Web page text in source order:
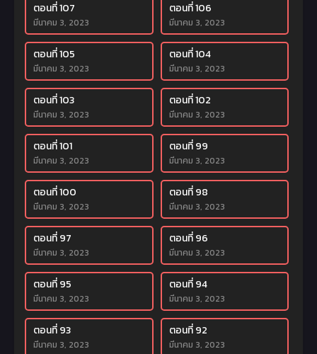
ตอนที่ 107
มีนาคม 3, 2023
ตอนที่ 106
มีนาคม 3, 2023
ตอนที่ 105
มีนาคม 3, 2023
ตอนที่ 104
มีนาคม 3, 2023
ตอนที่ 103
มีนาคม 3, 2023
ตอนที่ 102
มีนาคม 3, 2023
ตอนที่ 101
มีนาคม 3, 2023
ตอนที่ 99
มีนาคม 3, 2023
ตอนที่ 100
มีนาคม 3, 2023
ตอนที่ 98
มีนาคม 3, 2023
ตอนที่ 97
มีนาคม 3, 2023
ตอนที่ 96
มีนาคม 3, 2023
ตอนที่ 95
มีนาคม 3, 2023
ตอนที่ 94
มีนาคม 3, 2023
ตอนที่ 93
มีนาคม 3, 2023
ตอนที่ 92
มีนาคม 3, 2023